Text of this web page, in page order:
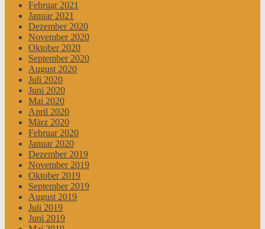
Februar 2021
Januar 2021
Dezember 2020
November 2020
Oktober 2020
September 2020
August 2020
Juli 2020
Juni 2020
Mai 2020
April 2020
März 2020
Februar 2020
Januar 2020
Dezember 2019
November 2019
Oktober 2019
September 2019
August 2019
Juli 2019
Juni 2019